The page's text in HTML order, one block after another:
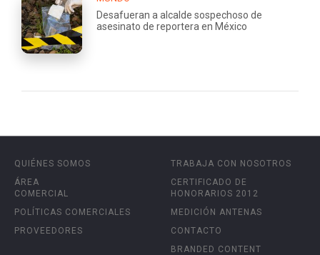
Desafueran a alcalde sospechoso de
asesinato de reportera en México
QUIÉNES SOMOS
ÁREA
COMERCIAL
POLÍTICAS COMERCIALES
PROVEEDORES
TRABAJA CON NOSOTROS
CERTIFICADO DE
HONORARIOS 2012
MEDICIÓN ANTENAS
CONTACTO
BRANDED CONTENT